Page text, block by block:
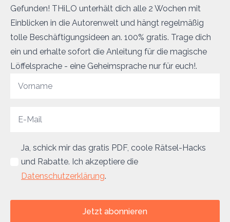
Gefunden! THiLO unterhält dich alle 2 Wochen mit
Einblicken in die Autorenwelt und hängt regelmäßig
tolle Beschäftigungsideen an. 100% gratis. Trage dich
ein und erhalte sofort die Anleitung für die magische
Löffelsprache - eine Geheimsprache nur für euch!.
Ja, schick mir das gratis PDF, coole Rätsel-Hacks
und Rabatte. Ich akzeptiere die
Datenschutzerklärung.
Jetzt abonnieren